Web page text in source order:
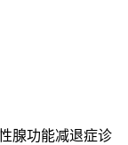
腺功能减退症诊